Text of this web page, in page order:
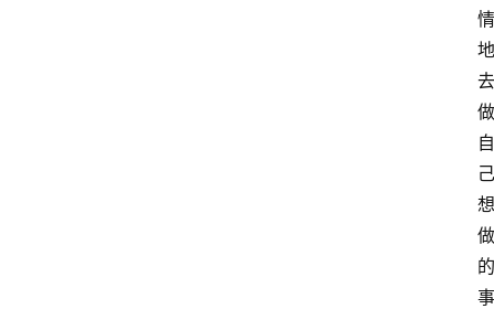
情
地
去
做
自
己
想
做
的
事